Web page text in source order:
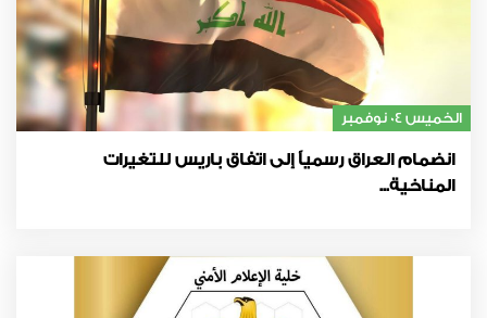
الخميس 04 نوفمبر
انضمام العراق رسمياً إلى اتفاق باريس للتغيرات
المناخية...